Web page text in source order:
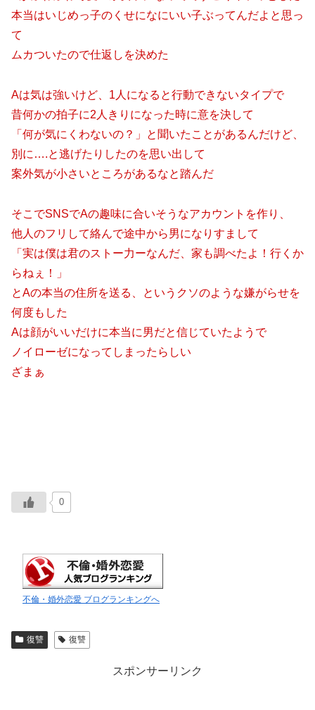
本当はいじめっ子のくせになにいい子ぶってんだよと思っ
て
ムカついたので仕返しを決めた
Aは気は強いけど、1人になると行動できないタイプで
昔何かの拍子に2人きりになった時に意を決して
「何が気にくわないの？」と聞いたことがあるんだけど、
別に….と逃げたりしたのを思い出して
案外気が小さいところがあるなと踏んだ
そこでSNSでAの趣味に合いそうなアカウントを作り、
他人のフリして絡んで途中から男になりすまして
「実は僕は君のストー力ーなんだ、家も調べたよ！行くか
らねぇ！」
とAの本当の住所を送る、というクソのような嫌がらせを
何度もした
Aは顔がいいだけに本当に男だと信じていたようで
ノイローゼになってしまったらしい
ざまぁ
0
不倫・婚外恋愛 ブログランキングへ
復讐 復讐
スポンサーリンク